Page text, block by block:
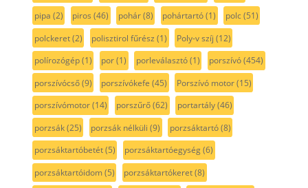
pipa (2) piros (46) pohár(8) pohártartó(1) polc(51)
polckeret(2) polisztirol fűrész (1) Poly-v szíj (12)
polírozógép(1) por(1) porleválasztó(1) porszívó(454)
porszívócső(9) porszívókefe (45) Porszívó motor(15)
porszívómotor(14) porszűrő(62) portartály(46)
porzsák(25) porzsák nélküli (9) porzsáktartó(8)
porzsáktartóbetét(5) porzsáktartóegység(6)
porzsáktartóidom(5) porzsáktartókeret(8)